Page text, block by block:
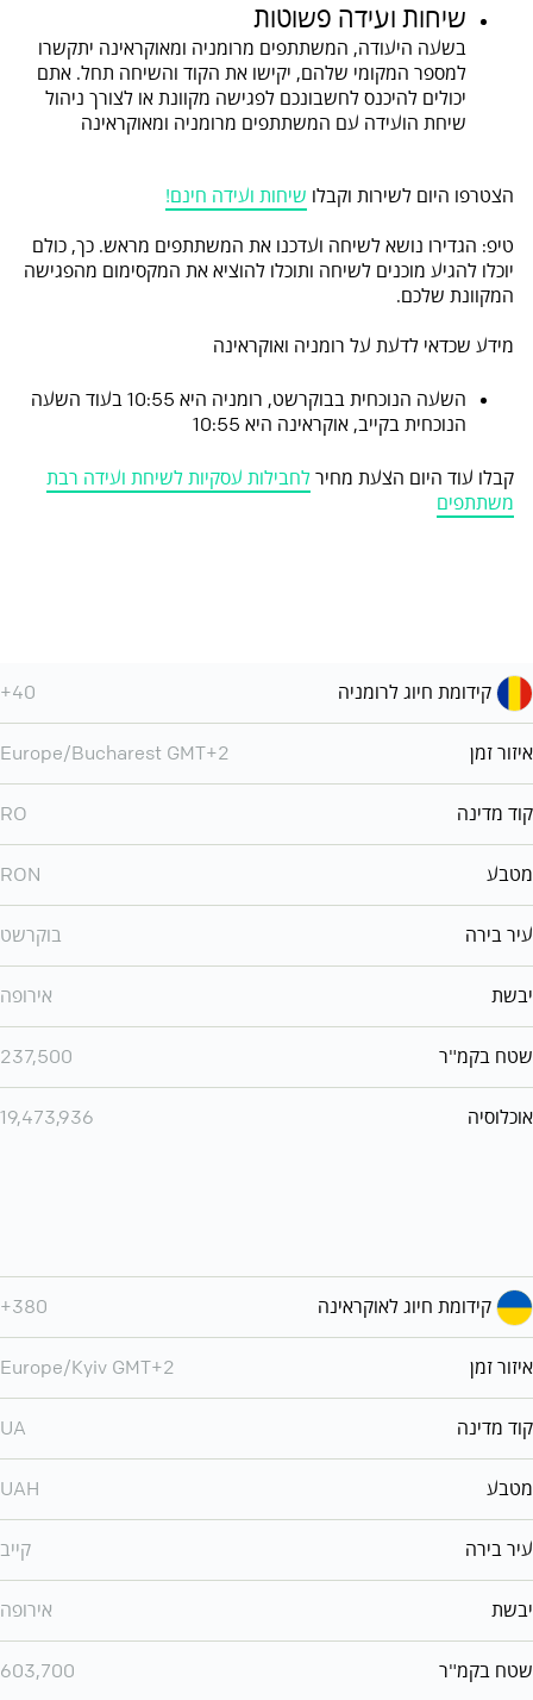
שיחות ועידה פשוטות
בשעה היעודה, המשתתפים מרומניה ומאוקראינה יתקשרו
למספר המקומי שלהם, יקישו את הקוד והשיחה תחל. אתם
יכולים להיכנס לחשבונכם לפגישה מקוונת או לצורך ניהול
שיחת הועידה עם המשתתפים מרומניה ומאוקראינה
הצטרפו היום לשירות וקבלו שיחות ועידה חינם!
טיפ: הגדירו נושא לשיחה ועדכנו את המשתתפים מראש. כך, כולם
יוכלו להגיע מוכנים לשיחה ותוכלו להוציא את המקסימום מהפגישה
המקוונת שלכם.
מידע שכדאי לדעת על רומניה ואוקראינה
השעה הנוכחית בבוקרשט, רומניה היא 10:55 בעוד השעה
הנוכחית בקייב, אוקראינה היא 10:55
קבלו עוד היום הצעת מחירלחבילות עסקיות לשיחת ועידה רבת
משתתפים
קידומת חיוג לרומניה +40
איזור זמן Europe/Bucharest GMT+2
קוד מדינה RO
מטבע RON
עיר בירה בוקרשט
יבשת אירופה
שטח בקמ"ר 237,500
אוכלוסיה 19,473,936
קידומת חיוג לאוקראינה +380
איזור זמן Europe/Kyiv GMT+2
קוד מדינה UA
מטבע UAH
עיר בירה קייב
יבשת אירופה
שטח בקמ"ר 603,700